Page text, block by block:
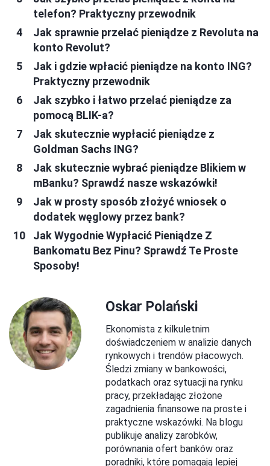
telefon? Praktyczny przewodnik
Jak sprawnie przelać pieniądze z Revoluta na
konto Revolut?
Jak i gdzie wpłacić pieniądze na konto ING?
Praktyczny przewodnik
Jak szybko i łatwo przelać pieniądze za
pomocą BLIK-a?
Jak skutecznie wypłacić pieniądze z
Goldman Sachs ING?
Jak skutecznie wybrać pieniądze Blikiem w
mBanku? Sprawdź nasze wskazówki!
Jak w prosty sposób złożyć wniosek o
dodatek węglowy przez bank?
Jak Wygodnie Wypłacić Pieniądze Z
Bankomatu Bez Pinu? Sprawdź Te Proste
Sposoby!
Oskar Polański
Ekonomista z kilkuletnim
doświadczeniem w analizie danych
rynkowych i trendów płacowych.
Śledzi zmiany w bankowości,
podatkach oraz sytuacji na rynku
pracy, przekładając złożone
zagadnienia finansowe na proste i
praktyczne wskazówki. Na blogu
publikuje analizy zarobków,
porównania ofert banków oraz
poradniki, które pomagają lepiej